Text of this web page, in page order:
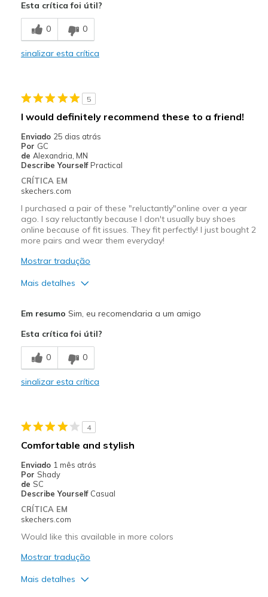
Comfortable
Melhores utilizações
Casual Wear
Sizing
View On Shoes
Shoes are for Wearing
Esta crítica foi útil?
0 0
sinalizar esta crítica
5
I would definitely recommend these to a friend!
Enviado 25 dias atrás
Por GC
de Alexandria, MN
Describe Yourself Practical
CRÍTICA EM
skechers.com
I purchased a pair of these "reluctantly"online over a year
ago. I say reluctantly because I don't usually buy shoes
online because of fit issues. They fit perfectly! I just bought 2
more pairs and wear them everyday!
Mostrar tradução
Mais detalhes
Breathe Well
Comfortable
Going Out
Pickleball
Travel
View On Shoes
Em resumo Sim, eu recomendaria a um amigo
Esta crítica foi útil?
0 0
sinalizar esta crítica
4
Comfortable and stylish
Enviado 1 mês atrás
Por Shady
de SC
Describe Yourself Casual
CRÍTICA EM
skechers.com
Would like this available in more colors
Mostrar tradução
Mais detalhes